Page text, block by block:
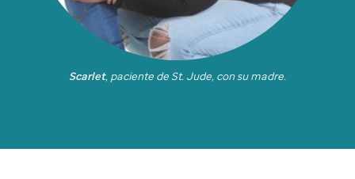
Scarlet, paciente deSt. Jude, con su madre.